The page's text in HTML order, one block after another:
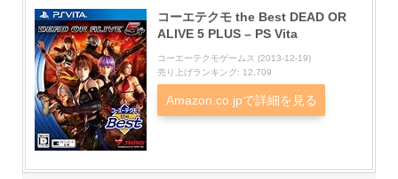
コーエテクモ the Best DEAD OR
ALIVE 5 PLUS – PS Vita
コーエーテクモゲームス (2013-12-19)
売り上げランキング: 12,709
Amazon.co.jpで詳細を見る